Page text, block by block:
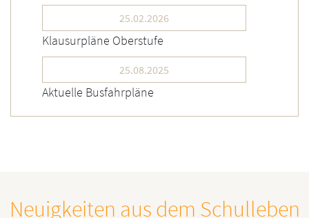
25.02.2026
Klausurpläne Oberstufe
25.08.2025
Aktuelle Busfahrpläne
Neuigkeiten aus dem Schulleben